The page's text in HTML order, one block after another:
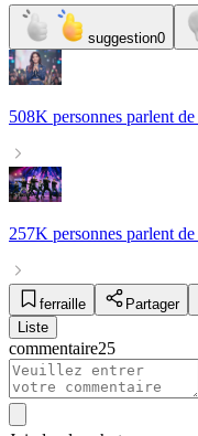
suggestion0
508K personnes parlent de
257K personnes parlent de
ferraille Partager
Liste
commentaire25